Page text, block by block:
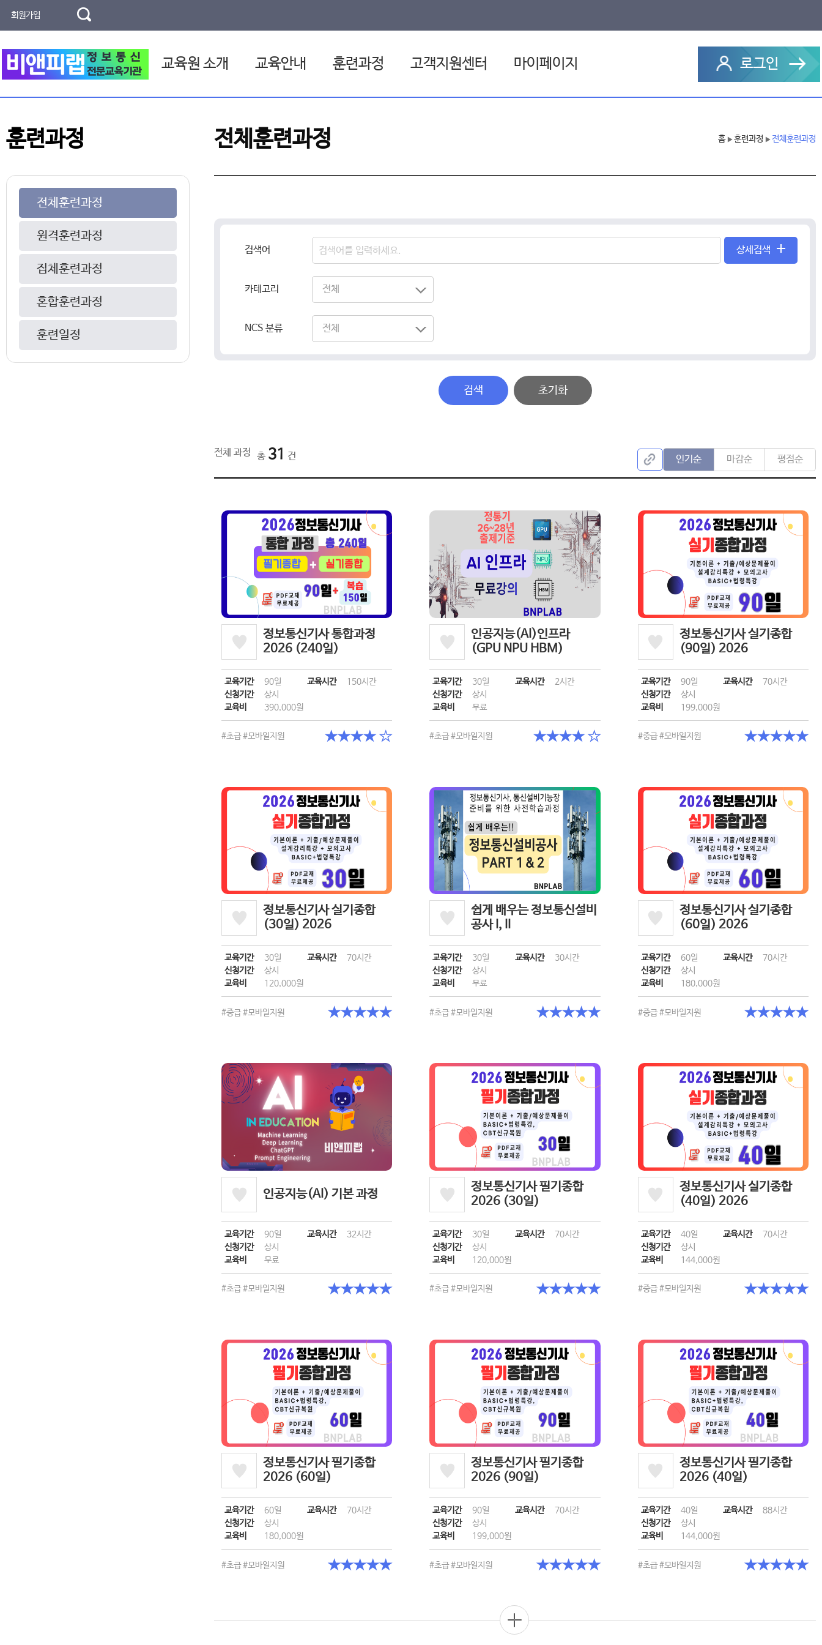
회원가입
교육원 소개
찾아오시는 길
교육안내
국민내일배움카드
훈련과정 고객지원센터 마이페이지 로그인
훈련과정
전체훈련과정
원격훈련과정
집체훈련과정
혼합훈련과정
훈련일정
전체훈련과정 홈 ▶ 훈련과정 ▶ 전체훈련과정
검색어
검
색
어
력
상세검색
카테고리 전체
전체
NCS 분류 전체
전체
검색 초기화
전체 과정 총 31 건 인기순 마감순 평점순
정보통신기사 통합과정
2026 (240일)
교육기간 90일 교육시간
150시간
신청기간
상시
교육비
390,000원
#초급#모바일지원 ★★★★ ☆
인공지능(AI)인프라
(GPU NPU HBM)
교육기간 30일 교육시간
2시간
신청기간
상시
교육비
무료
#초급#모바일지원 ★★★★ ☆
정보통신기사 실기종합
(90일) 2026
교육기간 90일 교육시간
70시간
신청기간
상시
교육비
199,000원
#중급 #모바일지원 ★★★★★
정보통신기사 실기종합
(30일) 2026
교육기간 30일 교육시간
70시간
신청기간
상시
교육비
120,000원
#중급#모바일지원 ★★★★★
쉽게 배우는 정보통신설비
공사 I, II
교육기간 30일 교육시간
30시간
신청기간
상시
교육비
무료
#초급#모바일지원 ★★★★★
정보통신기사 실기종합
(60일) 2026
교육기간 60일 교육시간
70시간
신청기간
상시
교육비
180,000원
#중급 #모바일지원 ★★★★★
인공지능(AI) 기본 과정
교육기간 90일 교육시간
32시간
신청기간
상시
교육비
무료
#초급#모바일지원 ★★★★★
정보통신기사 필기종합
2026 (30일)
교육기간 30일 교육시간
70시간
신청기간
상시
교육비
120,000원
#초급#모바일지원 ★★★★★
정보통신기사 실기종합
(40일) 2026
교육기간 40일 교육시간
70시간
신청기간
상시
교육비
144,000원
#중급 #모바일지원 ★★★★★
정보통신기사 필기종합
2026 (60일)
교육기간 60일 교육시간
70시간
신청기간
상시
교육비
180,000원
#초급#모바일지원 ★★★★★
정보통신기사 필기종합
2026 (90일)
교육기간 90일 교육시간
70시간
신청기간
상시
교육비
199,000원
#초급#모바일지원 ★★★★★
정보통신기사 필기종합
2026 (40일)
교육기간 40일 교육시간
88시간
신청기간
상시
교육비
144,000원
#초급 #모바일지원 ★★★★★
더보기